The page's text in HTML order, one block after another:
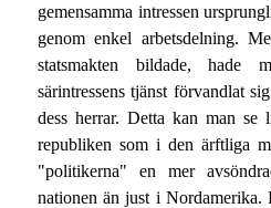
gemensamma intressen
genom enkel arbetsdelning.
statsmakten bildade,
särintressens tjänst förvandlat
dess herrar. Detta kan man se
republiken som i den ärftliga
"politikerna" en mer
nationen än just i Nordamerika.